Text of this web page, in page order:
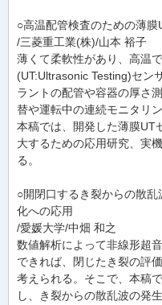
○高温配管検査のための薄膜
/三菱重工業(株)/山本 裕子
薄くて柔軟性があり、高温
(UT:Ultrasonic Testing)セン
ラントの配管や容器の厚さ
替や運転中の連続モニタリ
本稿では、開発した薄膜UT
大するための応用研究、実
る。
○開閉口するき裂からの散
化への応用
/愛媛大学/中畑 和之
数値解析によって非線形超
できれば、閉じたき裂の評
考えられる。そこで、本稿
し、き裂からの散乱波の発